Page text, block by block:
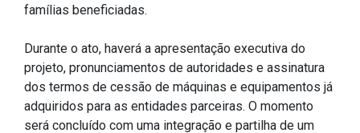
Dispensas e Inexigibilidades
Chamamentos Públicos
Leis, Decretos e Portarias
famílias beneficiadas.
Durante o ato, haverá a apresentação executiva do
projeto, pronunciamentos de autoridades e assinatura
dos termos de cessão de máquinas e equipamentos já
adquiridos para as entidades parceiras. O momento
será concluído com uma integração e partilha de um